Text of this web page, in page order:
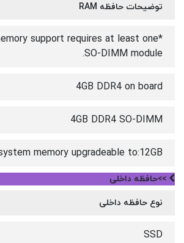
توضیحات حافظه RAM
support requires at least one
SO-DIMM module.
4GB DDR4 on board
4GB DDR4 SO-DIMM
memory upgradeable to:12GB
>>حافظه داخلی
نوع حافظه داخلی
SSD